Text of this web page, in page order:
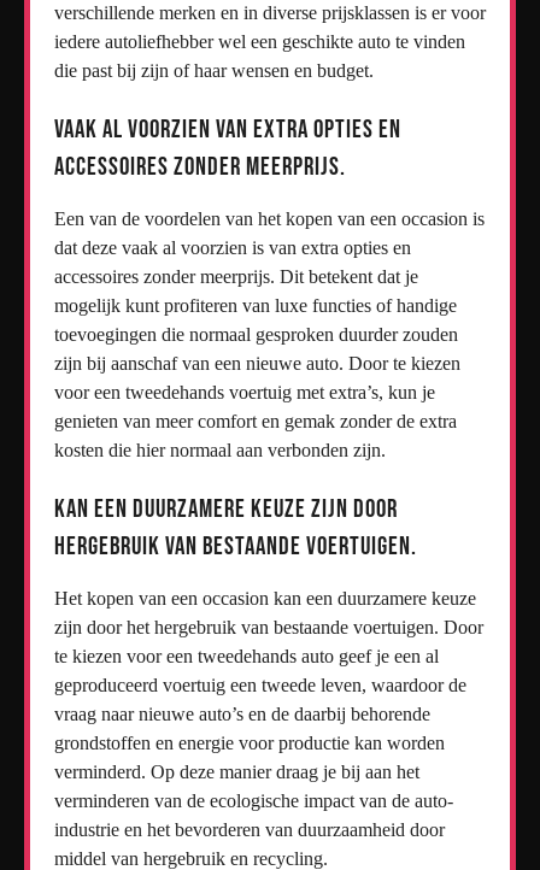
verschillende merken en in diverse prijsklassen is er voor
iedere autoliefhebber wel een geschikte auto te vinden
die past bij zijn of haar wensen en budget.
Vaak al voorzien van extra opties en
accessoires zonder meerprijs.
Een van de voordelen van het kopen van een occasion is
dat deze vaak al voorzien is van extra opties en
accessoires zonder meerprijs. Dit betekent dat je
mogelijk kunt profiteren van luxe functies of handige
toevoegingen die normaal gesproken duurder zouden
zijn bij aanschaf van een nieuwe auto. Door te kiezen
voor een tweedehands voertuig met extra’s, kun je
genieten van meer comfort en gemak zonder de extra
kosten die hier normaal aan verbonden zijn.
Kan een duurzamere keuze zijn door
hergebruik van bestaande voertuigen.
Het kopen van een occasion kan een duurzamere keuze
zijn door het hergebruik van bestaande voertuigen. Door
te kiezen voor een tweedehands auto geef je een al
geproduceerd voertuig een tweede leven, waardoor de
vraag naar nieuwe auto’s en de daarbij behorende
grondstoffen en energie voor productie kan worden
verminderd. Op deze manier draag je bij aan het
verminderen van de ecologische impact van de auto-
industrie en het bevorderen van duurzaamheid door
middel van hergebruik en recycling.